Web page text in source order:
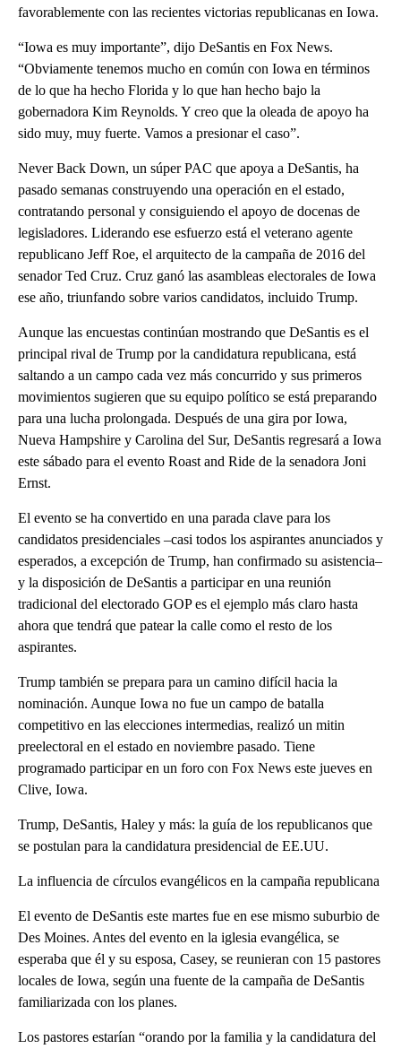
favorablemente con las recientes victorias republicanas en Iowa.
“Iowa es muy importante”, dijo DeSantis en Fox News.
“Obviamente tenemos mucho en común con Iowa en términos
de lo que ha hecho Florida y lo que han hecho bajo la
gobernadora Kim Reynolds. Y creo que la oleada de apoyo ha
sido muy, muy fuerte. Vamos a presionar el caso”.
Never Back Down, un súper PAC que apoya a DeSantis, ha
pasado semanas construyendo una operación en el estado,
contratando personal y consiguiendo el apoyo de docenas de
legisladores. Liderando ese esfuerzo está el veterano agente
republicano Jeff Roe, el arquitecto de la campaña de 2016 del
senador Ted Cruz. Cruz ganó las asambleas electorales de Iowa
ese año, triunfando sobre varios candidatos, incluido Trump.
Aunque las encuestas continúan mostrando que DeSantis es el
principal rival de Trump por la candidatura republicana, está
saltando a un campo cada vez más concurrido y sus primeros
movimientos sugieren que su equipo político se está preparando
para una lucha prolongada. Después de una gira por Iowa,
Nueva Hampshire y Carolina del Sur, DeSantis regresará a Iowa
este sábado para el evento Roast and Ride de la senadora Joni
Ernst.
El evento se ha convertido en una parada clave para los
candidatos presidenciales –casi todos los aspirantes anunciados y
esperados, a excepción de Trump, han confirmado su asistencia–
y la disposición de DeSantis a participar en una reunión
tradicional del electorado GOP es el ejemplo más claro hasta
ahora que tendrá que patear la calle como el resto de los
aspirantes.
Trump también se prepara para un camino difícil hacia la
nominación. Aunque Iowa no fue un campo de batalla
competitivo en las elecciones intermedias, realizó un mitin
preelectoral en el estado en noviembre pasado. Tiene
programado participar en un foro con Fox News este jueves en
Clive, Iowa.
Trump, DeSantis, Haley y más: la guía de los republicanos que
se postulan para la candidatura presidencial de EE.UU.
La influencia de círculos evangélicos en la campaña republicana
El evento de DeSantis este martes fue en ese mismo suburbio de
Des Moines. Antes del evento en la iglesia evangélica, se
esperaba que él y su esposa, Casey, se reunieran con 15 pastores
locales de Iowa, según una fuente de la campaña de DeSantis
familiarizada con los planes.
Los pastores estarían “orando por la familia y la candidatura del